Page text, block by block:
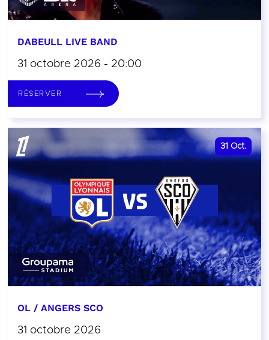
DABEULL LIVE BAND
31 octobre 2026 - 20:00
RÉSERVER
31 Oct.
OL / ANGERS SCO
31 octobre 2026